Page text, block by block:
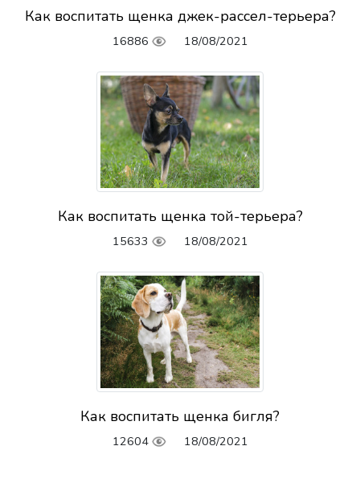
Как воспитать щенка джек-рассел-терьера?
16886 18/08/2021
Как воспитать щенка той-терьера?
15633 18/08/2021
Как воспитать щенка бигля?
12604 18/08/2021